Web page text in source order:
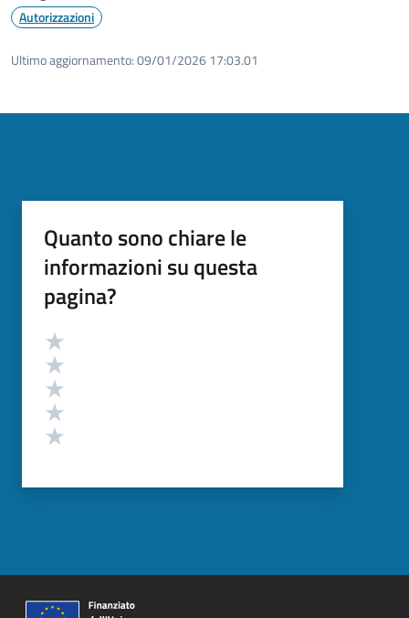
Autorizzazioni
Ultimo aggiornamento:09/01/2026 17:03.01
Quanto sono chiare le
informazioni su questa
pagina?
Valutazione